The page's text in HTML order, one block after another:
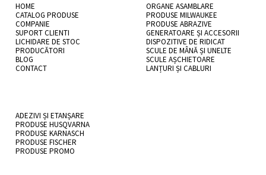
HOME
CATALOG PRODUSE
COMPANIE
SUPORT CLIENTI
LICHIDARE DE STOC
PRODUCĂTORI
BLOG
CONTACT
ORGANE ASAMBLARE
PRODUSE MILWAUKEE
PRODUSE ABRAZIVE
GENERATOARE ȘI ACCESORII
DISPOZITIVE DE RIDICAT
SCULE DE MÂNĂ ȘI UNELTE
SCULE AȘCHIETOARE
LANȚURI ȘI CABLURI
ADEZIVI ȘI ETANȘARE
PRODUSE HUSQVARNA
PRODUSE KARNASCH
PRODUSE FISCHER
PRODUSE PROMO